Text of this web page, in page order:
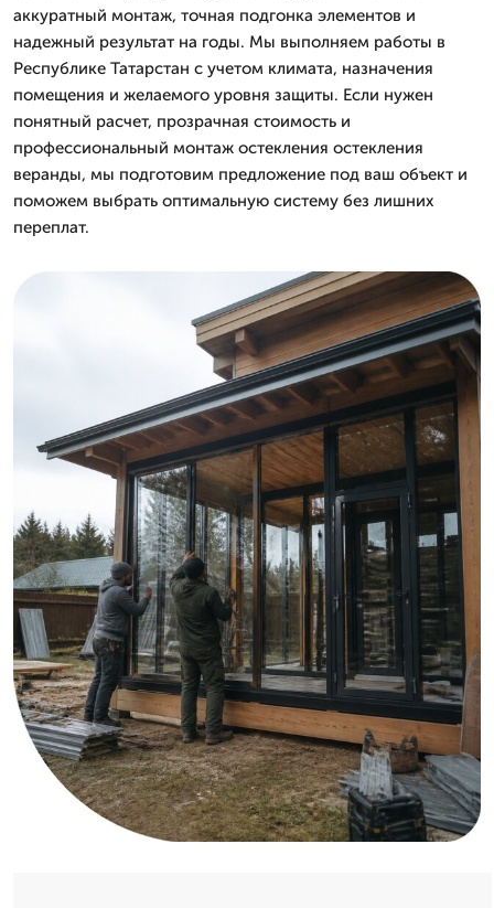
аккуратный монтаж, точная подгонка элементов и
надежный результат на годы. Мы выполняем работы в
Республике Татарстан с учетом климата, назначения
помещения и желаемого уровня защиты. Если нужен
понятный расчет, прозрачная стоимость и
профессиональный монтаж остекления остекления
веранды, мы подготовим предложение под ваш объект и
поможем выбрать оптимальную систему без лишних
переплат.